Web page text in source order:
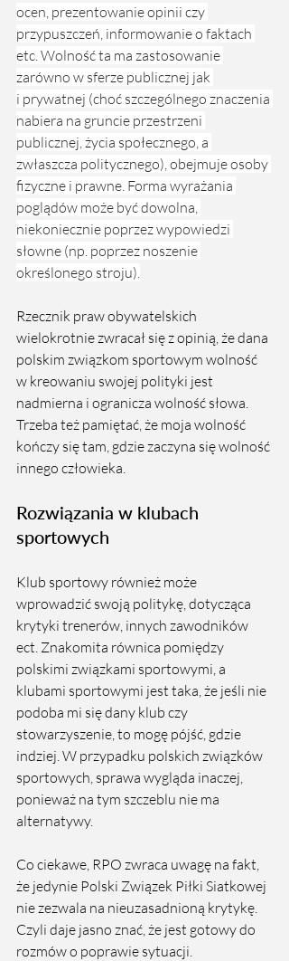
ocen, prezentowanie opinii czy
przypuszczeń, informowanie o faktach
etc. Wolność ta ma zastosowanie
zarówno w sferze publicznej jak
i prywatnej (choć szczególnego znaczenia
nabiera na gruncie przestrzeni
publicznej, życia społecznego, a
zwłaszcza politycznego), obejmuje osoby
fizyczne i prawne. Forma wyrażania
poglądów może być dowolna,
niekoniecznie poprzez wypowiedzi
słowne (np. poprzez noszenie
określonego stroju).
Rzecznik praw obywatelskich
wielokrotnie zwracał się z opinią, że dana
polskim związkom sportowym wolność
w kreowaniu swojej polityki jest
nadmierna i ogranicza wolność słowa.
Trzeba też pamiętać, że moja wolność
kończy się tam, gdzie zaczyna się wolność
innego człowieka.
Rozwiązania w klubach
sportowych
Klub sportowy również może
wprowadzić swoją politykę, dotycząca
krytyki trenerów, innych zawodników
ect. Znakomita równica pomiędzy
polskimi związkami sportowymi, a
klubami sportowymi jest taka, że jeśli nie
podoba mi się dany klub czy
stowarzyszenie, to mogę pójść, gdzie
indziej. W przypadku polskich związków
sportowych, sprawa wygląda inaczej,
ponieważ na tym szczeblu nie ma
alternatywy.
Co ciekawe, RPO zwraca uwagę na fakt,
że jedynie Polski Związek Piłki Siatkowej
nie zezwala na nieuzasadnioną krytykę.
Czyli daje jasno znać, że jest gotowy do
rozmów o poprawie sytuacji.